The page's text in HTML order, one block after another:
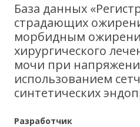
База данных
страдающих
морбидным
хирургического
мочи при
использованием
синтетических
Разработчик